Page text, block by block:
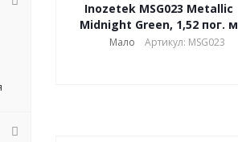
Inozetek MSG023 Metallic
Midnight Green, 1,52 пог. м
Мало Артикул: MSG023